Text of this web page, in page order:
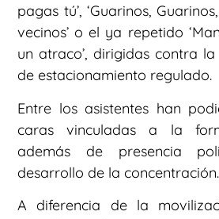
pagas tú’, ‘Guarinos,
vecinos’ o el ya repetido
un atraco’, dirigidas contra
de estacionamiento regulado.
Entre los asistentes han
caras vinculadas a la
además de presencia
desarrollo de la concentración.
A diferencia de la